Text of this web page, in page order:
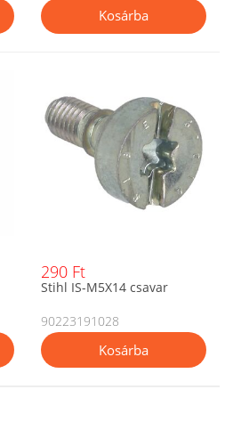
290 Ft
Stihl IS-M5X14 csavar
90223191028